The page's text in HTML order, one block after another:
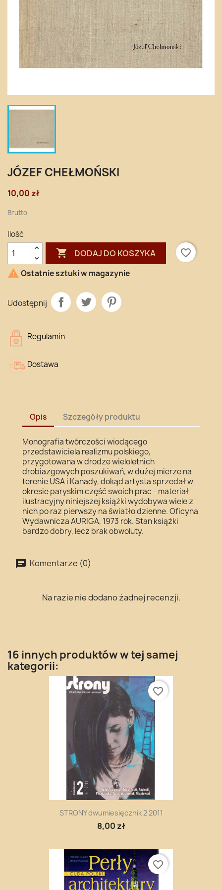
JÓZEF CHEŁMOŃSKI
10,00 zł
Brutto
Ilość
 DODAJ DO KOSZYKA
favorite_border
 Ostatnie sztuki w magazynie
Udostępnij
Regulamin
Dostawa
Opis Szczegóły produktu
Monografia twórczości wiodącego
przedstawiciela realizmu polskiego,
przygotowana w drodze wieloletnich
drobiazgowych poszukiwań, w dużej mierze na
terenie USA i Kanady, dokąd artysta sprzedał w
okresie paryskim część swoich prac - materiał
ilustracyjny niniejszej książki wydobywa wiele z
nich po raz pierwszy na światło dzienne. Oficyna
Wydawnicza AURIGA, 1973 rok. Stan książki
bardzo dobry, lecz brak obwoluty.
Komentarze (0)
Na razie nie dodano żadnej recenzji.
16 innych produktów w tej samej
kategorii:
STRONY dwumiesięcznik 2 2011
8,00 zł
favorite_border
favorite_border